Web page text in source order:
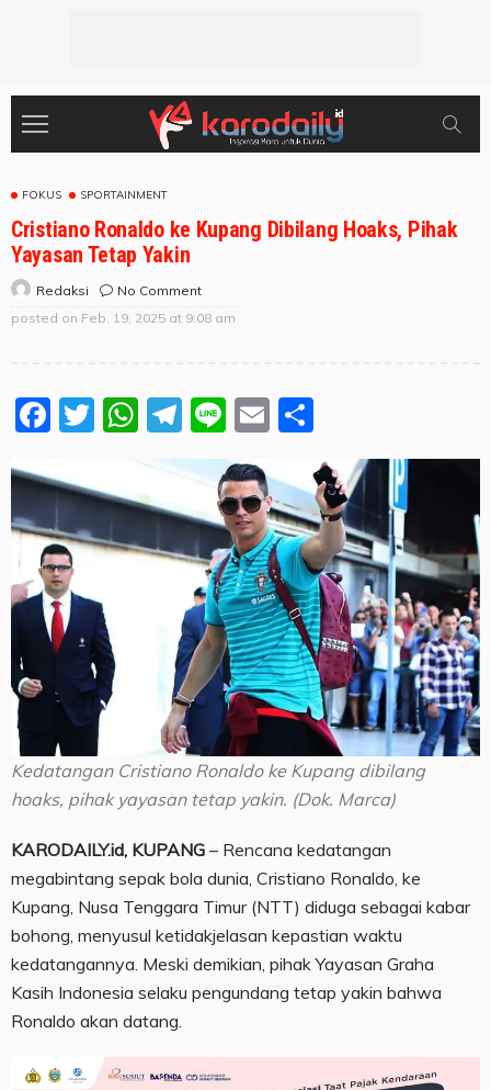
FOKUS SPORTAINMENT
Cristiano Ronaldo ke Kupang Dibilang Hoaks, Pihak
Yayasan Tetap Yakin
Redaksi
No Comment
posted on Feb. 19, 2025 at 9:08 am
Facebook
Twitter
WhatsApp
Telegram
LineEmail
Kedatangan Cristiano Ronaldo ke Kupang dibilang
hoaks, pihak yayasan tetap yakin. (Dok. Marca)
KARODAILY.id, KUPANG – Rencana kedatangan
megabintang sepak bola dunia, Cristiano Ronaldo, ke
Kupang, Nusa Tenggara Timur (NTT) diduga sebagai kabar
bohong, menyusul ketidakjelasan kepastian waktu
kedatangannya. Meski demikian, pihak Yayasan Graha
Kasih Indonesia selaku pengundang tetap yakin bahwa
Ronaldo akan datang.